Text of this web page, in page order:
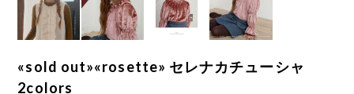
«sold out»«rosette» セレナカチューシャ
2colors